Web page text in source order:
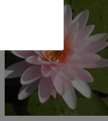
Aggiungi
alla lista
dei